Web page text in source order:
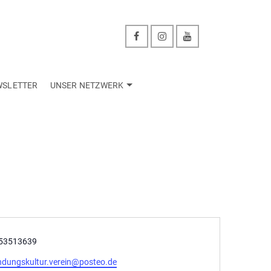
UNSER NETZWERK